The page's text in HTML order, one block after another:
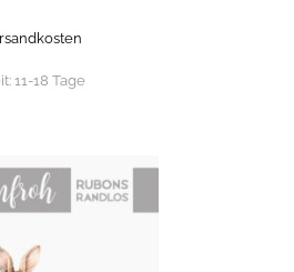
11-18 Tage